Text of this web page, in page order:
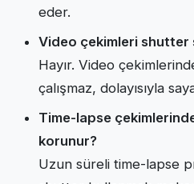
eder.
Video çekimleri shutter
Hayır. Video
çalışmaz, dolayısıyla
Time-lapse
korunur?
Uzun süreli time-lapse